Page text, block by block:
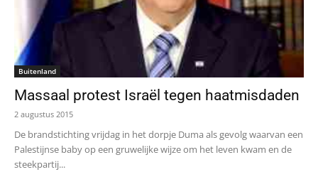
Buitenland
Massaal protest Israël tegen haatmisdaden
2 augustus 2015
De brandstichting vrijdag in het dorpje Duma als gevolg waarvan een
Palestijnse baby op een gruwelijke wijze om het leven kwam en de
steekpartij...